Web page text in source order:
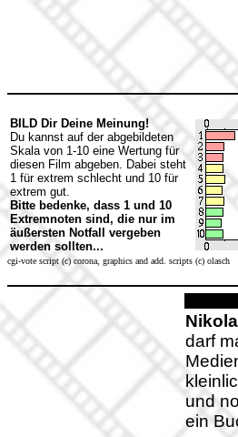
BILD Dir Deine Meinung!
Du kannst auf der abgebildeten
Skala von 1-10 eine Wertung für
diesen Film abgeben. Dabei steht
1 für extrem schlecht und 10 für
extrem gut.
Bitte bedenke, dass 1 und 10
Extremnoten sind, die nur im
äußersten Notfall vergeben
werden sollten...
cgi-vote script (c) corona, graphics and add. scripts (c) olasch
darf
und
ein